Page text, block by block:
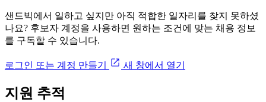
샌드빅에서 일하고 싶지만 아직 적합한 일자리를 찾지 못하셨
나요? 후보자 계정을 사용하면 원하는 조건에 맞는 채용 정보
를 구독할 수 있습니다.
로그인 또는 계정 만들기 새 창에서 열기
지원 추적